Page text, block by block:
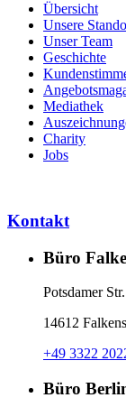
Übersicht
Unsere
Unser Team
Geschichte
Mediathek
Charity
Jobs
Kontakt
Büro
Potsdamer
14612
+49 3322
Büro